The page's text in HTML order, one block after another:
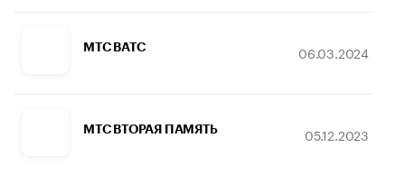
МТС ВАТС 06.03.2024
МТС ВТОРАЯ ПАМЯТЬ 05.12.2023